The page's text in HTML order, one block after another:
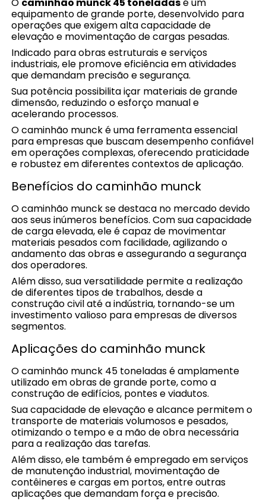
equipamento de grande porte, desenvolvido para
operações que exigem alta capacidade de
elevação e movimentação de cargas pesadas.
Indicado para obras estruturais e serviços
industriais, ele promove eficiência em atividades
que demandam precisão e segurança.
Sua potência possibilita içar materiais de grande
dimensão, reduzindo o esforço manual e
acelerando processos.
O caminhão munck é uma ferramenta essencial
para empresas que buscam desempenho confiável
em operações complexas, oferecendo praticidade
e robustez em diferentes contextos de aplicação.
Benefícios do caminhão munck
O caminhão munck se destaca no mercado devido
aos seus inúmeros benefícios. Com sua capacidade
de carga elevada, ele é capaz de movimentar
materiais pesados com facilidade, agilizando o
andamento das obras e assegurando a segurança
dos operadores.
Além disso, sua versatilidade permite a realização
de diferentes tipos de trabalhos, desde a
construção civil até a indústria, tornando-se um
investimento valioso para empresas de diversos
segmentos.
Aplicações do caminhão munck
O caminhão munck 45 toneladas é amplamente
utilizado em obras de grande porte, como a
construção de edifícios, pontes e viadutos.
Sua capacidade de elevação e alcance permitem o
transporte de materiais volumosos e pesados,
otimizando o tempo e a mão de obra necessária
para a realização das tarefas.
Além disso, ele também é empregado em serviços
de manutenção industrial, movimentação de
contêineres e cargas em portos, entre outras
aplicações que demandam força e precisão.